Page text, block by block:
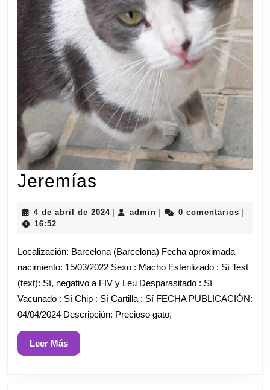
Jeremías
4 de abril de 20244
2024
| admin admin
| 0 comentarios |
16:52
Localización: Barcelona (Barcelona) Fecha aproximada
nacimiento: 15/03/2022 Sexo : Macho Esterilizado : Sí Test
(text): Sí, negativo a FIV y Leu Desparasitado : Sí
Vacunado : Sí Chip : Sí Cartilla : Sí FECHA PUBLICACIÓN:
04/04/2024 Descripción: Precioso gato,
Leer MásLeer
Más